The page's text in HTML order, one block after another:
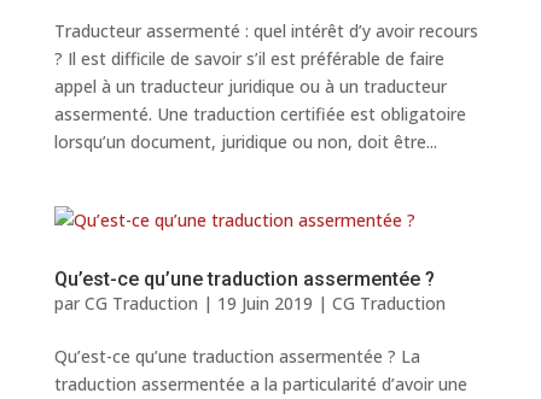
Traducteur assermenté : quel intérêt d’y avoir recours
? Il est difficile de savoir s’il est préférable de faire
appel à un traducteur juridique ou à un traducteur
assermenté. Une traduction certifiée est obligatoire
lorsqu’un document, juridique ou non, doit être...
Qu’est-ce qu’une traduction assermentée ?
par CG Traduction | 19 Juin 2019 | CG Traduction
Qu’est-ce qu’une traduction assermentée ? La
traduction assermentée a la particularité d’avoir une